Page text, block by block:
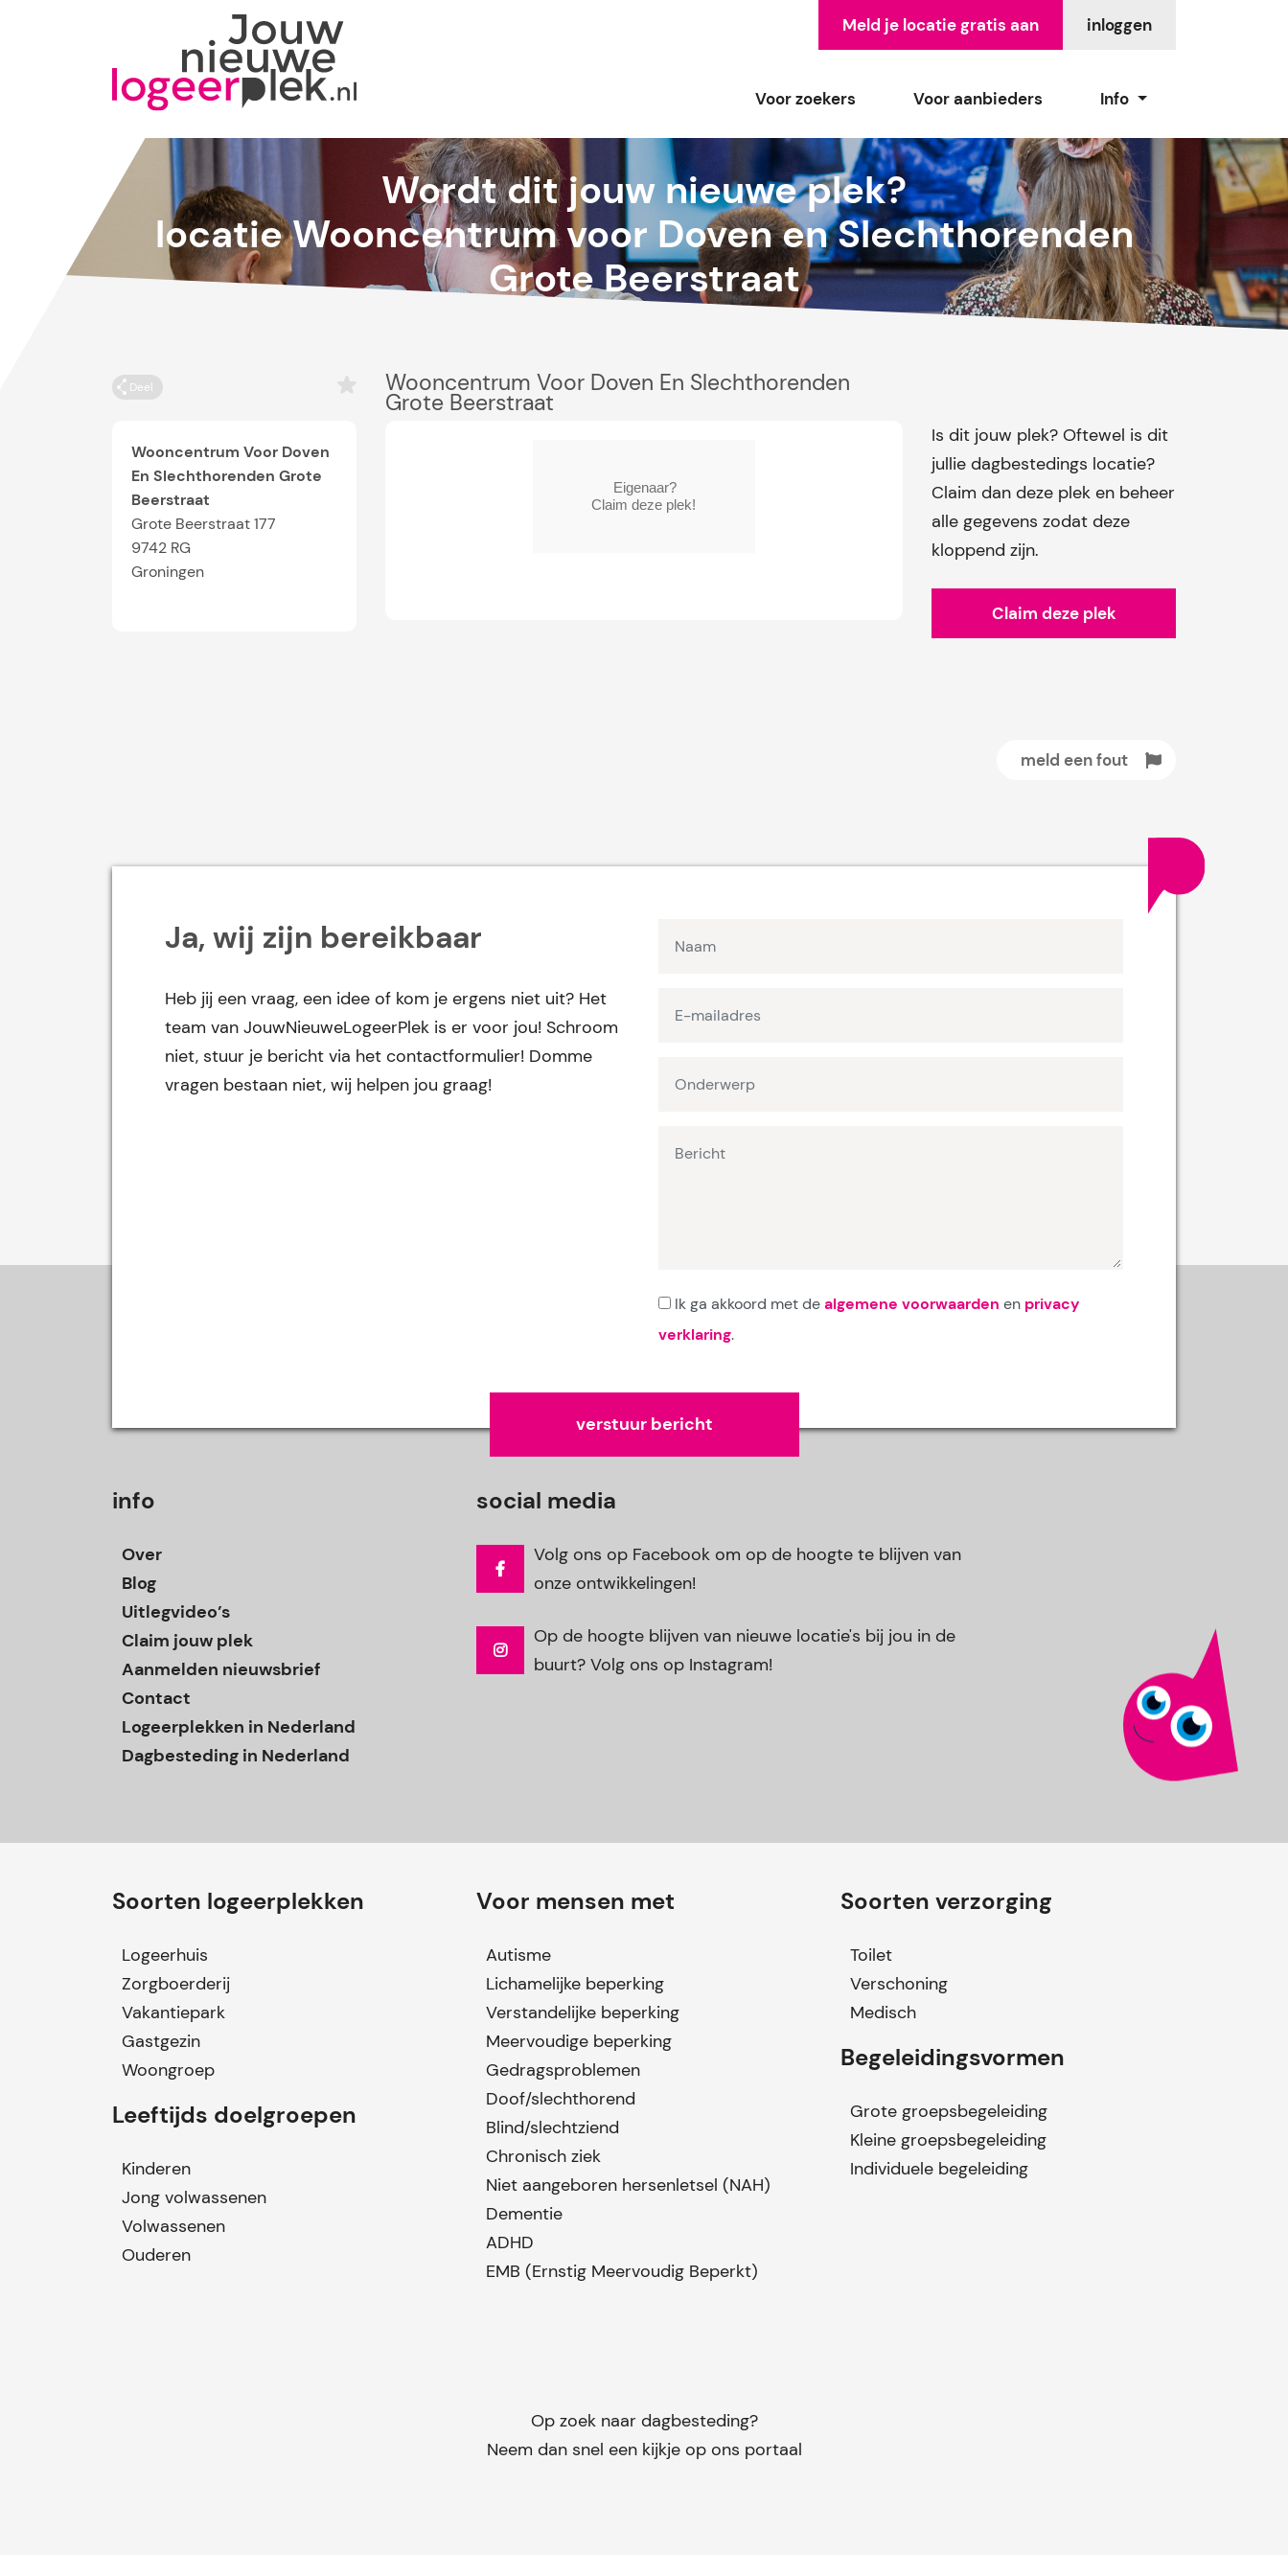
inloggen
Meld je locatie gratis aan
Voor zoekers Voor aanbieders Info
Wordt dit jouw nieuwe plek?
locatie Wooncentrum voor Doven en Slechthorenden
Grote Beerstraat
Deel Wooncentrum Voor Doven En Slechthorenden
Grote Beerstraat
Wooncentrum Voor Doven
En Slechthorenden Grote
Beerstraat
Grote Beerstraat 177
9742 RG
Groningen
Is dit jouw plek? Oftewel is dit
jullie dagbestedings locatie?
Claim dan deze plek en beheer
alle gegevens zodat deze
kloppend zijn.
Claim deze plek
meld een fout
Ja, wij zijn bereikbaar
Heb jij een vraag, een idee of kom je ergens niet uit? Het
team van JouwNieuweLogeerPlek is er voor jou! Schroom
niet, stuur je bericht via het contactformulier! Domme
vragen bestaan niet, wij helpen jou graag!
Ik ga akkoord met dealgemene voorwaarden en privacy
verklaring.
info
Over
Blog
Uitlegvideo’s
Claim jouw plek
Aanmelden nieuwsbrief
Contact
Logeerplekken in Nederland
Dagbesteding in Nederland
social media
Volg ons op Facebook om op de hoogte te blijven van
onze ontwikkelingen!
Op de hoogte blijven van nieuwe locatie's bij jou in de
buurt? Volg ons op Instagram!
Soorten logeerplekken
Logeerhuis
Zorgboerderij
Vakantiepark
Gastgezin
Woongroep
Leeftijds doelgroepen
Kinderen
Jong volwassenen
Volwassenen
Ouderen
Voor mensen met
Autisme
Lichamelijke beperking
Verstandelijke beperking
Meervoudige beperking
Gedragsproblemen
Doof/slechthorend
Blind/slechtziend
Chronisch ziek
Niet aangeboren hersenletsel (NAH)
Dementie
ADHD
EMB (Ernstig Meervoudig Beperkt)
Op zoek naar dagbesteding?
Neem dan snel een kijkje op ons portaal
Soorten verzorging
Toilet
Verschoning
Medisch
Begeleidingsvormen
Grote groepsbegeleiding
Kleine groepsbegeleiding
Individuele begeleiding